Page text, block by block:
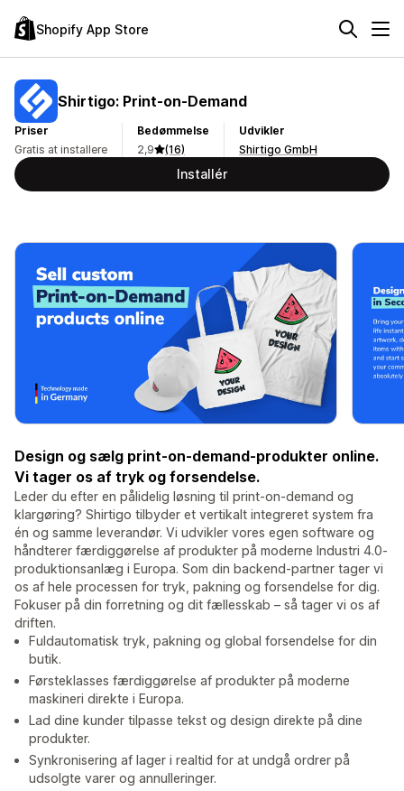
Shopify App Store
Shirtigo: Print‑on‑Demand
Priser
Gratis at installere
Bedømmelse
2,9
(16)
Udvikler
Shirtigo GmbH
Installér
Design og sælg print-on-demand-produkter online.
Vi tager os af tryk og forsendelse.
Leder du efter en pålidelig løsning til print-on-demand og
klargøring? Shirtigo tilbyder et vertikalt integreret system fra
én og samme leverandør. Vi udvikler vores egen software og
håndterer færdiggørelse af produkter på moderne Industri 4.0-
produktionsanlæg i Europa. Som din backend-partner tager vi
os af hele processen for tryk, pakning og forsendelse for dig.
Fokuser på din forretning og dit fællesskab – så tager vi os af
driften.
Fuldautomatisk tryk, pakning og global forsendelse for din
butik.
Førsteklasses færdiggørelse af produkter på moderne
maskineri direkte i Europa.
Lad dine kunder tilpasse tekst og design direkte på dine
produkter.
Synkronisering af lager i realtid for at undgå ordrer på
udsolgte varer og annulleringer.